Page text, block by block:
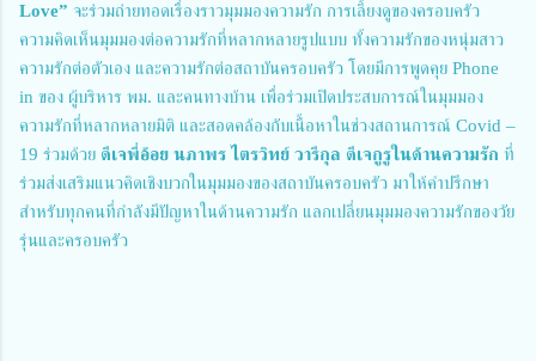
Love” จะร่วมถ่ายทอดเรื่องราวมุมมองความรัก การเลี้ยงดูของครอบครัว
ความคิดเห็นมุมมองต่อความรักที่หลากหลายรูปแบบ ทั้งความรักของหนุ่มสาว
ความรักต่อตัวเอง และความรักต่อสถาบันครอบครัว โดยมีการพูดคุย Phone
in ของ ผู้บริหาร พม. และคนทางบ้าน เพื่อร่วมเปิดประสบการณ์ในมุมมอง
ความรักที่หลากหลายมิติ และสอดคล้องกับเนื้อหาในช่วงสถานการณ์ Covid –
19 ร่วมด้วย ดีเจพี่อ้อย นภาพร ไตรวิทย์ วารีกุล ดีเจกูรูในด้านความรัก ที่
ร่วมส่งเสริมแนวคิดเชิงบวกในมุมมองของสถาบันครอบครัว มาให้คำปรึกษา
สำหรับทุกคนที่กำลังมีปัญหาในด้านความรัก แลกเปลี่ยนมุมมองความรักของวัย
รุ่นและครอบครัว